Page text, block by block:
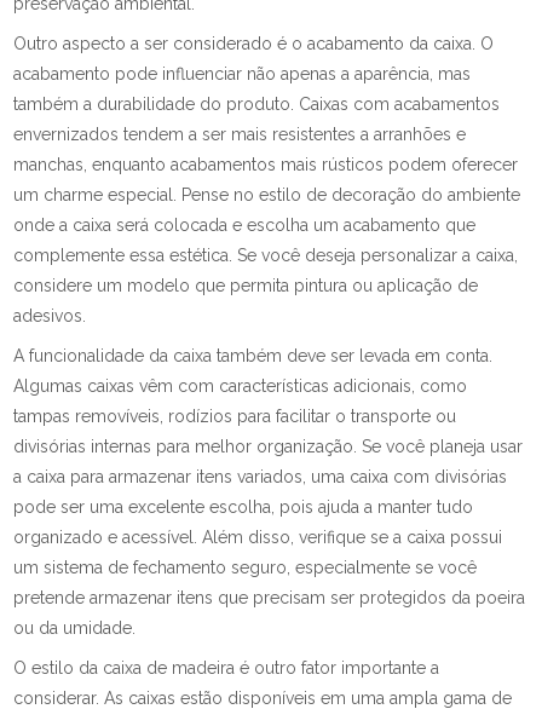
Outro aspecto a ser considerado é o acabamento da caixa. O
acabamento pode influenciar não apenas a aparência, mas
também a durabilidade do produto. Caixas com acabamentos
envernizados tendem a ser mais resistentes a arranhões e
manchas, enquanto acabamentos mais rústicos podem oferecer
um charme especial. Pense no estilo de decoração do ambiente
onde a caixa será colocada e escolha um acabamento que
complemente essa estética. Se você deseja personalizar a caixa,
considere um modelo que permita pintura ou aplicação de
adesivos.
A funcionalidade da caixa também deve ser levada em conta.
Algumas caixas vêm com características adicionais, como
tampas removíveis, rodízios para facilitar o transporte ou
divisórias internas para melhor organização. Se você planeja usar
a caixa para armazenar itens variados, uma caixa com divisórias
pode ser uma excelente escolha, pois ajuda a manter tudo
organizado e acessível. Além disso, verifique se a caixa possui
um sistema de fechamento seguro, especialmente se você
pretende armazenar itens que precisam ser protegidos da poeira
ou da umidade.
O estilo da caixa de madeira é outro fator importante a
considerar. As caixas estão disponíveis em uma ampla gama de